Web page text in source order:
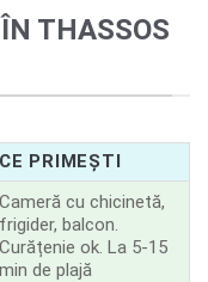
THASSOS
CE PRIMEȘTI
Cameră cu chicinetă,
frigider, balcon.
Curățenie ok. La 5-15
min de plajă